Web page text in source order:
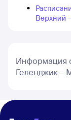
Верхний
Информация
Геленджик –